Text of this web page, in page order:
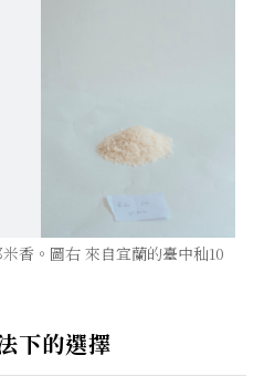
香。圖右 來自宜蘭的臺中秈10
下的選擇